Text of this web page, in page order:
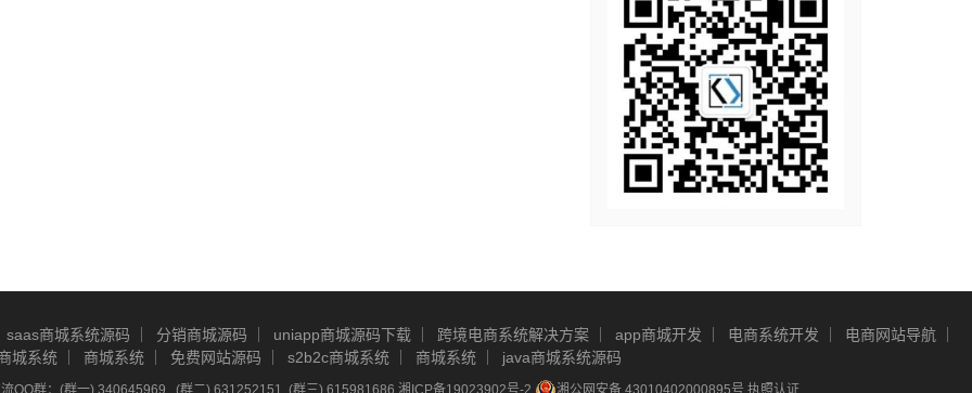
saas商城系统源码 分销商城源码 uniapp商城源码下载 跨境电商系统解决方案 app商城开发 电商系统开发
电商网站导航
城系统
商城系统 免费网站源码 s2b2c商城系统 商城系统 java商城系统源码
QQ群：(群一) 340645969 , (群二) 631252151, (群三) 615981686 湘ICP备19023902号-2 湘公网安备 43010402000895号 执照认证